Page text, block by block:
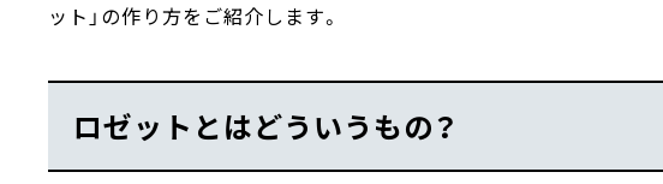
ット」の作り方をご紹介します。
ロゼットとはどういうもの？